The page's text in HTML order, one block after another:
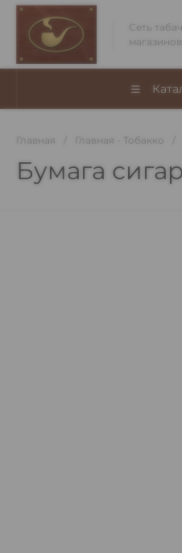
Сеть
магазинов
Главная Главная - Тобакко
Бумага